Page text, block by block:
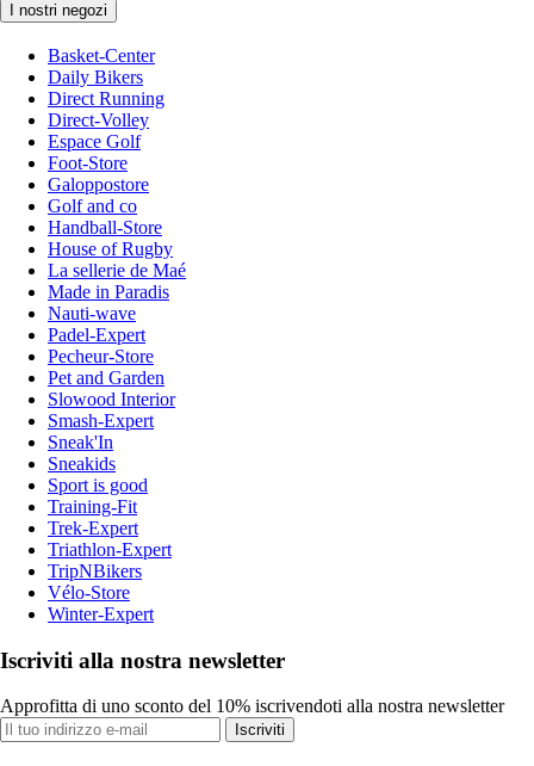
I nostri negozi
Basket-Center
Daily Bikers
Direct Running
Direct-Volley
Espace Golf
Foot-Store
Galoppostore
Golf and co
Handball-Store
House of Rugby
La sellerie de Maé
Made in Paradis
Nauti-wave
Padel-Expert
Pecheur-Store
Pet and Garden
Slowood Interior
Smash-Expert
Sneak'In
Sneakids
Sport is good
Training-Fit
Trek-Expert
Triathlon-Expert
TripNBikers
Vélo-Store
Winter-Expert
Iscriviti alla nostra newsletter
Approfitta di uno sconto del 10% iscrivendoti alla nostra newsletter
Iscriviti